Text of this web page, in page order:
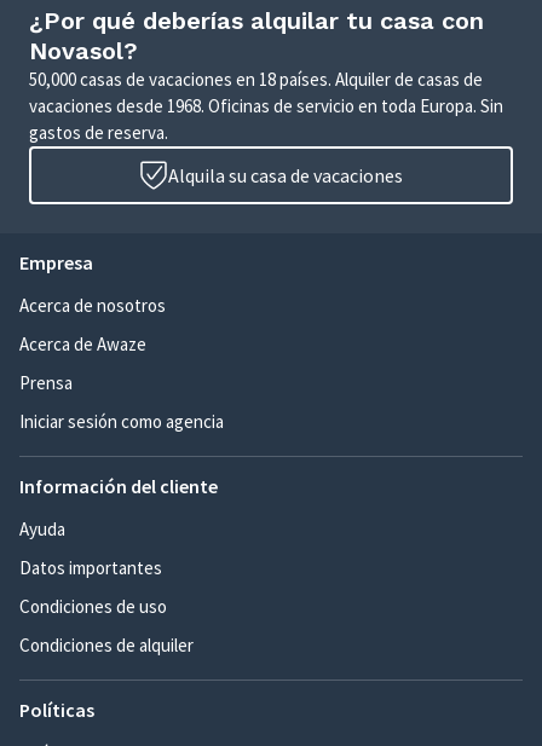
¿Por qué deberías alquilar tu casa con
Novasol?
50,000 casas de vacaciones en 18 países. Alquiler de casas de
vacaciones desde 1968. Oficinas de servicio en toda Europa. Sin
gastos de reserva.
Alquila su casa de vacaciones
Empresa
Acerca de nosotros
Acerca de Awaze
Prensa
Iniciar sesión como agencia
Información del cliente
Ayuda
Datos importantes
Condiciones de uso
Condiciones de alquiler
Políticas